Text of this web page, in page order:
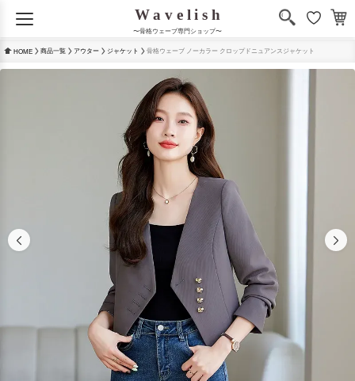
〜骨格ウェーブ専門ショップ〜
HOME 商品一覧 アウター ジャケット 骨格ウェーブ ノーカラー クロップドニュアンスジャケット